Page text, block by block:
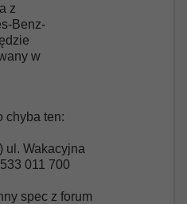
z
Benz-
w
chyba ten:
ul. Wakacyjna
011 700
spec z forum